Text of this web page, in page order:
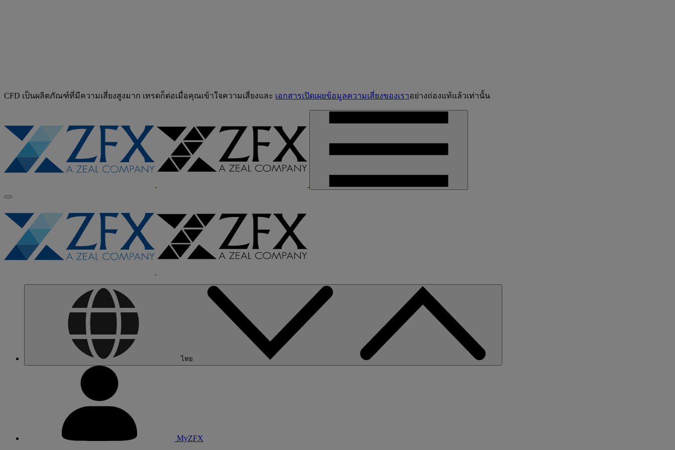
CFD เป็นผลิตภัณฑ์ที่มีความเสี่ยงสูงมาก เทรดก็ต่อเมื่อคุณเข้าใจความเสี่ยงและ เอกสารเปิดเผยข้อมูลความเสี่ยงของเราอย่างถ่องแท้แล้วเท่านั้น
ไทย
MyZFX